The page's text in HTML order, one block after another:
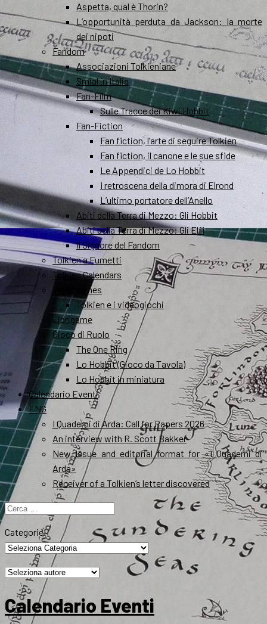
Aspetta, qual è Thorin?
L’opportunità perduta da Jackson: la morte
dei nipoti
Fandom
Associazioni Tolkieniane
Smial in Italia
Fan-Film
Sulle Tracce dei Kiwi Hobbit
Fan-Fiction
Fan fiction, l’arte di seguire Tolkien
Fan fiction, il canone e le sue sfide
Le Appendici de Lo Hobbit
I retroscena della dimora di Elrond
L’ultimo portatore dell’Anello
Abiti della Terra di Mezzo: Gli Hobbit
Abiti della Terra di Mezzo: Gli Elfi
Il Signore del Fandom
Tolkien a Fumetti
Tolkien Calendars
Videogames
Tolkien e i videogiochi
Librigame
Gioco di Ruolo
The One Ring
Lo Hobbit (Gioco da Tavola)
Lo Hobbit in miniatura
Calendario Eventi
ENG
I Quaderni di Arda: Call for Papers 2026
An interview with R. Scott Bakker
New Issue and editorial format for «I Quaderni di
Arda»
Receiver of a Tolkien’s letter discovered
Ricerca
Categorie
Calendario Eventi